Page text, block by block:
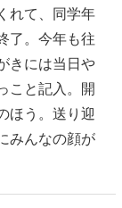
れて、同学年
了。今年も往
きには当日や
こと記入。開
ほう。送り迎
みんなの顔が